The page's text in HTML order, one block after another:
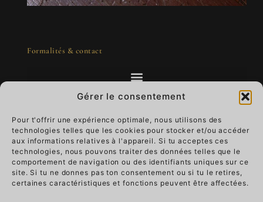
Gérer le consentement
Pour t'offrir une expérience optimale, nous utilisons des
technologies telles que les cookies pour stocker et/ou accéder
aux informations relatives à l'appareil. Si tu acceptes ces
technologies, nous pouvons traiter des données telles que le
comportement de navigation ou des identifiants uniques sur ce
site. Si tu ne donnes pas ton consentement ou si tu le retires,
certaines caractéristiques et fonctions peuvent être affectées.
Formalités & contact
L'art à emporter - un luxe qui vit
Imagine que ton œuvre d'art t'accompagne au
quotidien.Portez le luxe qui vit et donnez-